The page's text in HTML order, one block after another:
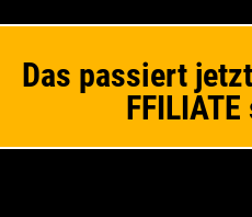
Das passiert